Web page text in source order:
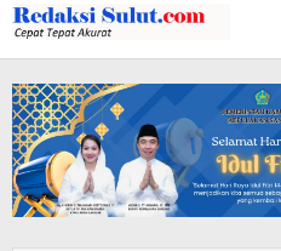
Lewati
ke
konten